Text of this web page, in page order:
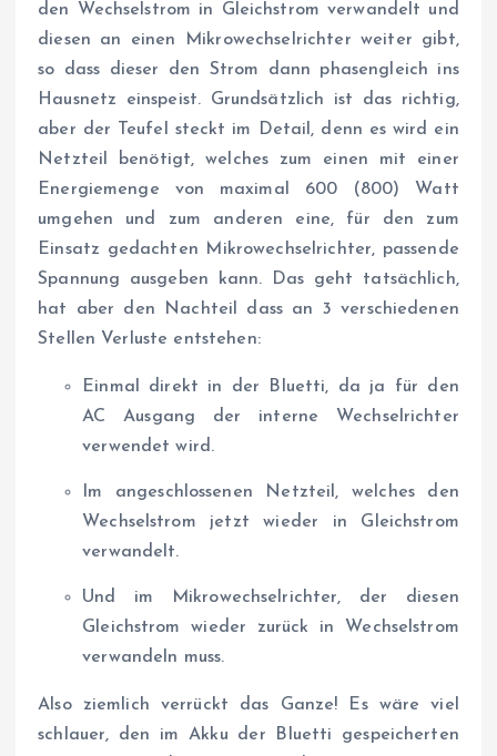
den Wechselstrom in Gleichstrom verwandelt und
diesen an einen Mikrowechselrichter weiter gibt,
so dass dieser den Strom dann phasengleich ins
Hausnetz einspeist. Grundsätzlich ist das richtig,
aber der Teufel steckt im Detail, denn es wird ein
Netzteil benötigt, welches zum einen mit einer
Energiemenge von maximal 600 (800) Watt
umgehen und zum anderen eine, für den zum
Einsatz gedachten Mikrowechselrichter, passende
Spannung ausgeben kann. Das geht tatsächlich,
hat aber den Nachteil dass an 3 verschiedenen
Stellen Verluste entstehen:
Einmal direkt in der Bluetti, da ja für den
AC Ausgang der interne Wechselrichter
verwendet wird.
Im angeschlossenen Netzteil, welches den
Wechselstrom jetzt wieder in Gleichstrom
verwandelt.
Und im Mikrowechselrichter, der diesen
Gleichstrom wieder zurück in Wechselstrom
verwandeln muss.
Also ziemlich verrückt das Ganze! Es wäre viel
schlauer, den im Akku der Bluetti gespeicherten